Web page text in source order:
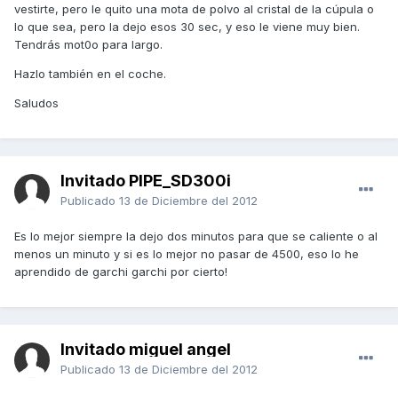
vestirte, pero le quito una mota de polvo al cristal de la cúpula o
lo que sea, pero la dejo esos 30 sec, y eso le viene muy bien.
Tendrás mot0o para largo.
Hazlo también en el coche.
Saludos
Invitado PIPE_SD300i
Publicado 13 de Diciembre del 2012
Es lo mejor siempre la dejo dos minutos para que se caliente o al
menos un minuto y si es lo mejor no pasar de 4500, eso lo he
aprendido de garchi garchi por cierto!
Invitado miguel angel
Publicado 13 de Diciembre del 2012